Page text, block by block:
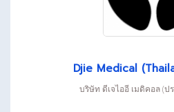
Djie Medical
บริษัท ดีเจไออี เมดิคอล (ป